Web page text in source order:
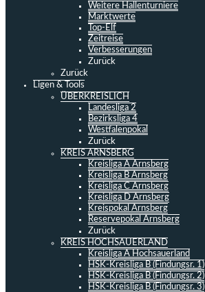
Weitere Hallenturniere
Marktwerte
Top-Elf
Zeitreise
Verbesserungen
Zurück
Zurück
Ligen & Tools
ÜBERKREISLICH
Landesliga 2
Bezirksliga 4
Westfalenpokal
Zurück
KREIS ARNSBERG
Kreisliga A Arnsberg
Kreisliga B Arnsberg
Kreisliga C Arnsberg
Kreisliga D Arnsberg
Kreispokal Arnsberg
Reservepokal Arnsberg
Zurück
KREIS HOCHSAUERLAND
Kreisliga A Hochsauerland
HSK-Kreisliga B (Findungsr. 1)
HSK-Kreisliga B (Findungsr. 2)
HSK-Kreisliga B (Findungsr. 3)